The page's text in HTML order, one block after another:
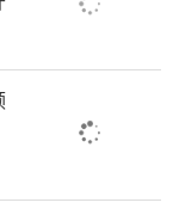
村有了主
当下办；党
五寨县
说“顺口